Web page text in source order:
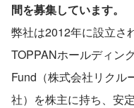
間を募集しています。
弊社は2012年に設立さ
TOPPANホールディン
Fund（株式会社リクル
社）を株主に持ち、安